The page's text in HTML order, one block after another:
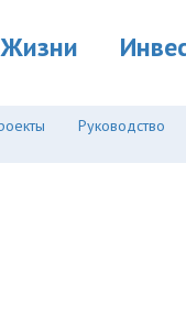
Руководство